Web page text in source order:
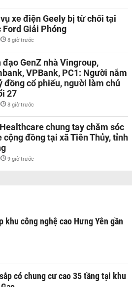
xe điện Geely bị từ chối tại
Giải Phóng
8 giờ trước
đạo GenZ nhà Vingroup,
VPBank, PC1: Người nắm
đồng cổ phiếu, người làm chủ
27
8 giờ trước
chung tay chăm sóc
cộng đồng tại xã Tiên Thủy, tỉnh
9 giờ trước
khu công nghệ cao Hưng Yên gần
có chung cư cao 35 tầng tại khu